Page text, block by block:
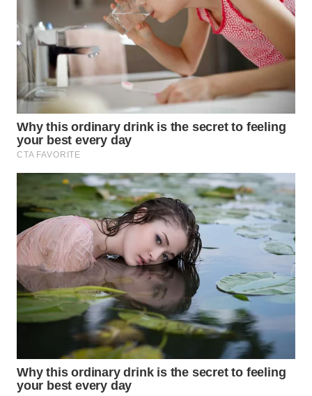
SIMALUNGUN
WN
LABUHANBATU
WN
TAPANULI
TENGAH
SERDANG
WN
TEBING
TINGGI
WN
PAKPAK
KARAWANG
WN